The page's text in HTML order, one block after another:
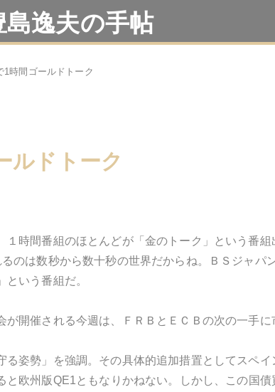
島逸夫の手帖
1時間ゴールドトーク
ルドトーク
時間番組のほとんどが「金のトーク」という番組
のは数秒から数十秒の世界だからね。ＢＳジャパ
いう番組だ。
開催される今週は、ＦＲＢとＥＣＢの次の一手
姿勢」を強調。その具体的追加措置としてスペ
欧州版QE1ともなりかねない。しかし、この国